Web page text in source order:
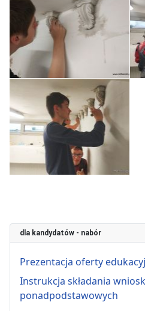
dla kandydatów - nabór
Prezentacja oferty
Instrukcja składania
ponadpodstawowych